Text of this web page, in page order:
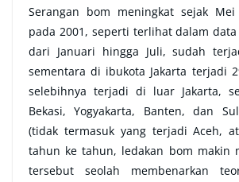
Serangan bom meningkat sejak
pada 2001, seperti terlihat dalam
dari Januari hingga Juli, sudah
sementara di ibukota Jakarta terjadi
selebihnya terjadi di luar Jakarta,
Bekasi, Yogyakarta, Banten, dan
(tidak termasuk yang terjadi Aceh,
tahun ke tahun, ledakan bom makin
tersebut seolah membenarkan